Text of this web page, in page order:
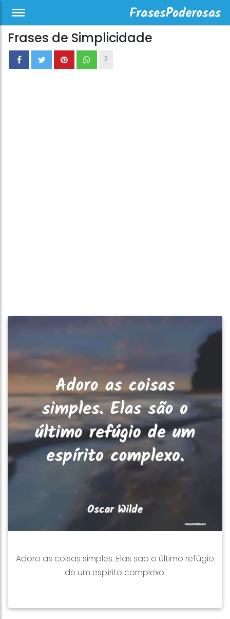
Frases de Simplicidade
7
Adoro as coisas simples. Elas são o último refúgio
de um espírito complexo.